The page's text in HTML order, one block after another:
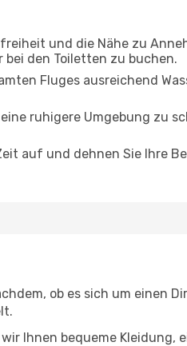
und die Nähe zu
bei den Toiletten zu buchen.
Fluges ausreichend
ruhigere Umgebung zu
auf und dehnen Sie Ihre
ob es sich um einen
Ihnen bequeme Kleidung,